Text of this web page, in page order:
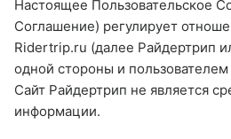
Настоящее Пользовательское
Соглашение) регулирует
Ridertrip.ru (далее Райдертрип
одной стороны и пользователем
Сайт Райдертрип не является
информации.